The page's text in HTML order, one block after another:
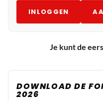
INLOGGEN
Je kunt de
DOWNLOAD DE
2026